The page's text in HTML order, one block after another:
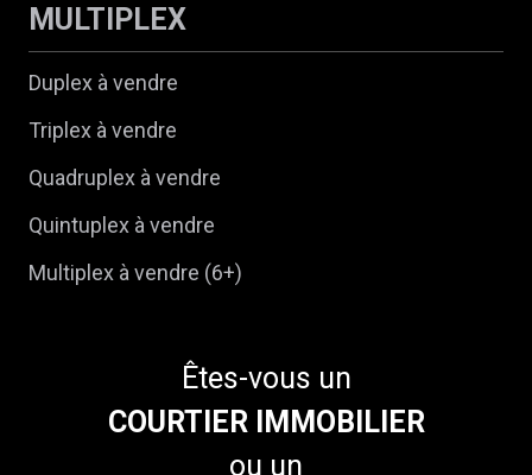
MULTIPLEX
Duplex à vendre
Triplex à vendre
Quadruplex à vendre
Quintuplex à vendre
Multiplex à vendre (6+)
Êtes-vous un
COURTIER IMMOBILIER
ou un